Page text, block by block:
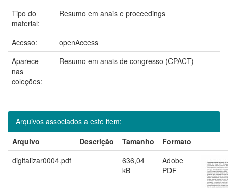
Tipo do
material:
Resumo em anais e proceedings
Acesso:
openAccess
Aparece
nas
coleções:
Resumo em anais de congresso (CPACT)
Arquivos associados a este item:
Arquivo
Descrição Tamanho
Formato
digitalizar0004.pdf
636,04
kB
Adobe
PDF